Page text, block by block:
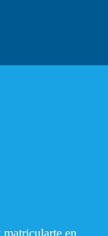
matricularte en